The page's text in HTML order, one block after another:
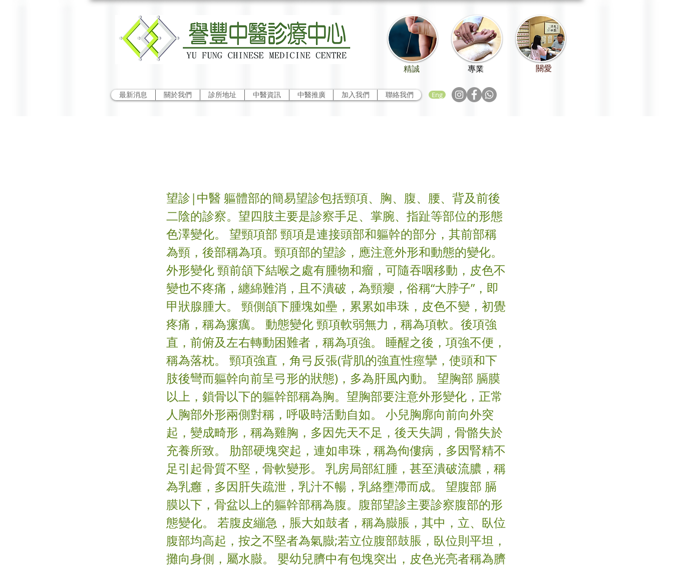
精誠
最新消息 關於我們 診所地址 中醫資訊 中醫推廣 加入我們 聯絡我們 Eng
專業 關愛
望診|中醫 軀體部的簡易望診包括頸項、胸、腹、腰、背及前後
二陰的診察。望四肢主要是診察手足、掌腕、指趾等部位的形態
色澤變化。 望頸項部 頸項是連接頭部和軀幹的部分，其前部稱
為頸，後部稱為項。頸項部的望診，應注意外形和動態的變化。
外形變化 頸前頜下結喉之處有腫物和瘤，可隨吞咽移動，皮色不
變也不疼痛，纏綿難消，且不潰破，為頸癭，俗稱“大脖子”，即
甲狀腺腫大。 頸側頜下腫塊如壘，累累如串珠，皮色不變，初覺
疼痛，稱為瘰癘。 動態變化 頸項軟弱無力，稱為項軟。後項強
直，前俯及左右轉動困難者，稱為項強。 睡醒之後，項強不便，
稱為落枕。 頸項強直，角弓反張(背肌的強直性痙攣，使頭和下
肢後彎而軀幹向前呈弓形的狀態)，多為肝風內動。 望胸部 膈膜
以上，鎖骨以下的軀幹部稱為胸。望胸部要注意外形變化，正常
人胸部外形兩側對稱，呼吸時活動自如。 小兒胸廓向前向外突
起，變成畸形，稱為雞胸，多因先天不足，後天失調，骨骼失於
充養所致。 肋部硬塊突起，連如串珠，稱為佝僂病，多因腎精不
足引起骨質不堅，骨軟變形。 乳房局部紅腫，甚至潰破流膿，稱
為乳癰，多因肝失疏泄，乳汁不暢，乳絡壅滯而成。 望腹部 膈
膜以下，骨盆以上的軀幹部稱為腹。腹部望診主要診察腹部的形
態變化。 若腹皮繃急，脹大如鼓者，稱為臌脹，其中，立、臥位
腹部均高起，按之不堅者為氣臌;若立位腹部鼓脹，臥位則平坦，
攤向身側，屬水臌。 嬰幼兒臍中有包塊突出，皮色光亮者稱為臍